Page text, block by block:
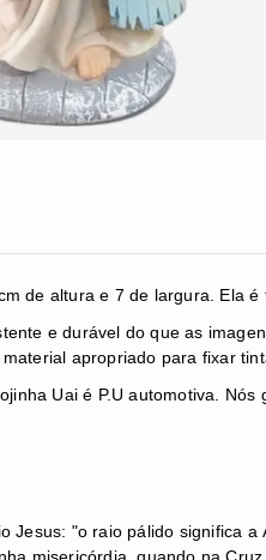
de altura e 7 de largura. Ela
e durável do que as
apropriado para fixar
Uai é P.U automotiva.
Jesus: "o raio pálido significa